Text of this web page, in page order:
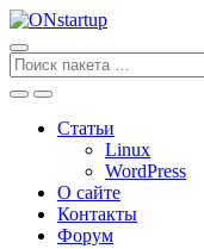
Перейти
к
содержанию
Поиск
для
Статьи
Linux
WordPress
О сайте
Контакты
Форум